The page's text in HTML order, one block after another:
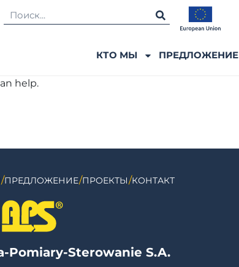
КТО МЫ ПРЕДЛОЖЕНИЕ
help.
ПРЕДЛОЖЕНИЕ ПРОЕКТЫ КОНТАКТ
Pomiary-Sterowanie S.A.